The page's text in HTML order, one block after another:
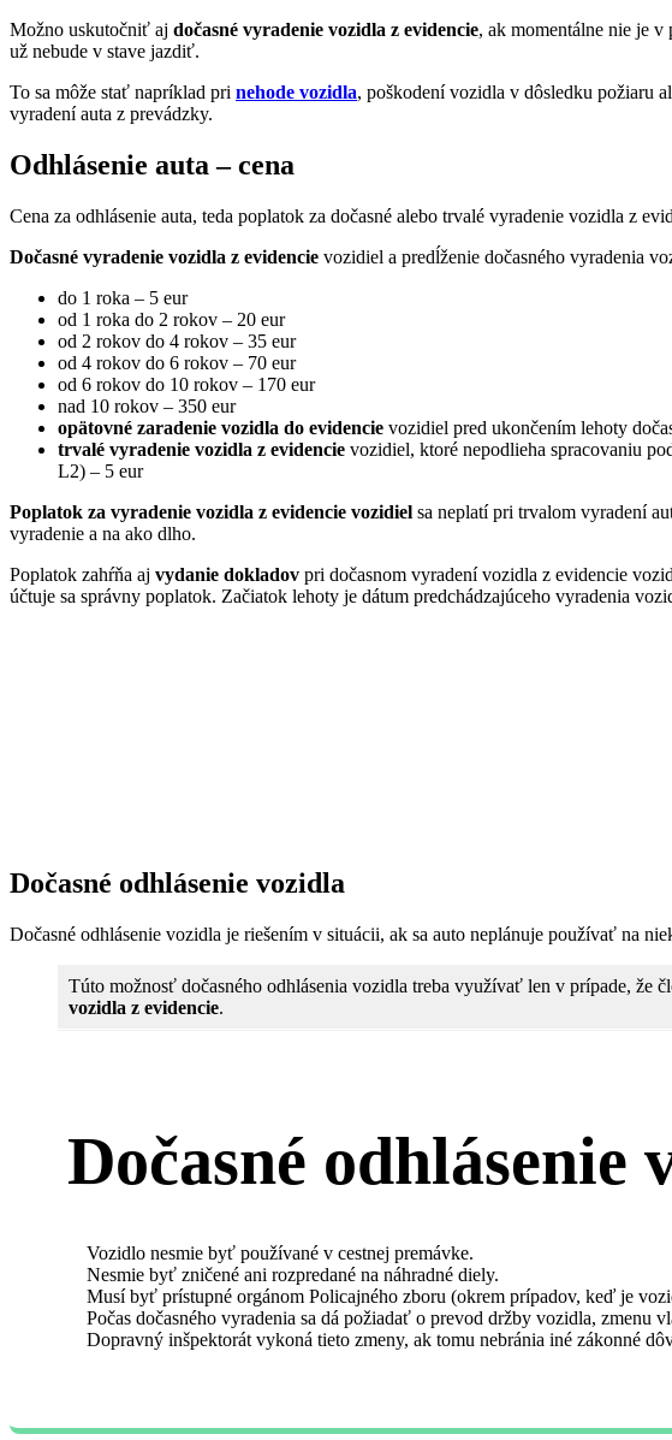
Možno uskutočniť aj dočasné vyradenie vozidla z evidencie, ak momentálne nie je
už nebude v stave jazdiť.
To sa môže stať napríklad pri nehode vozidla, poškodení vozidla v dôsledku požiaru
vyradení auta z prevádzky.
Odhlásenie auta – cena
Cena za odhlásenie auta, teda poplatok za dočasné alebo trvalé vyradenie vozidla z
Dočasné vyradenie vozidla z evidencie vozidiel a predĺženie dočasného vyradenia
do 1 roka – 5 eur
od 1 roka do 2 rokov – 20 eur
od 2 rokov do 4 rokov – 35 eur
od 4 rokov do 6 rokov – 70 eur
od 6 rokov do 10 rokov – 170 eur
nad 10 rokov – 350 eur
opätovné zaradenie vozidla do evidencie vozidiel pred ukončením lehoty
trvalé vyradenie vozidla z evidencie vozidiel, ktoré nepodlieha spracovaniu
L2) – 5 eur
Poplatok za vyradenie vozidla z evidencie vozidiel sa neplatí pri trvalom vyradení
vyradenie a na ako dlho.
Poplatok zahŕňa aj vydanie dokladov pri dočasnom vyradení vozidla z evidencie
účtuje sa správny poplatok. Začiatok lehoty je dátum predchádzajúceho vyradenia
Dočasné odhlásenie vozidla
Dočasné odhlásenie vozidla je riešením v situácii, ak sa auto neplánuje používať na
Túto možnosť dočasného odhlásenia vozidla treba využívať len v prípade, že
vozidla z evidencie.
Dočasné
Vozidlo nesmie byť používané v cestnej premávke.
Nesmie byť zničené ani rozpredané na náhradné diely.
Musí byť prístupné orgánom Policajného zboru (okrem prípadov, keď je
Počas dočasného vyradenia sa dá požiadať o prevod držby vozidla, zmenu
Dopravný inšpektorát vykoná tieto zmeny, ak tomu nebránia iné zákonné